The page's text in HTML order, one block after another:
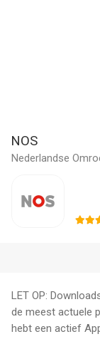
NOS
Nederlandse
LET OP:
de meest actuele
hebt een actief